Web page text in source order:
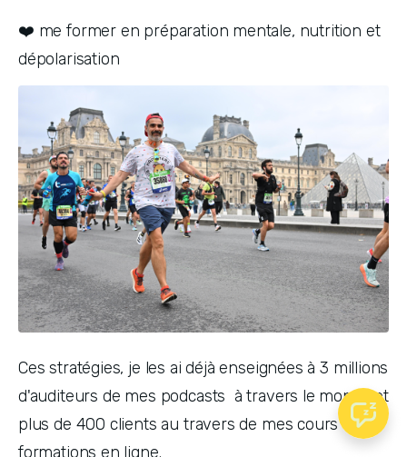
❤️ me former en préparation mentale, nutrition et
dépolarisation
Ces stratégies, je les ai déjà enseignées à 3 millions
d'auditeurs de mes podcasts  à travers le monde et
plus de 400 clients au travers de mes cours et
formations en ligne.